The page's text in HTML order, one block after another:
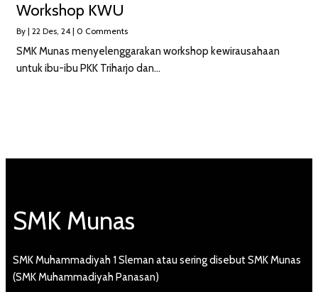
Workshop KWU
By | 22 Des, 24 | 0 Comments
SMK Munas menyelenggarakan workshop kewirausahaan
untuk ibu-ibu PKK Triharjo dan…
SMK Munas
SMK Muhammadiyah 1 Sleman atau sering disebut SMK Munas
(SMK Muhammadiyah Panasan)